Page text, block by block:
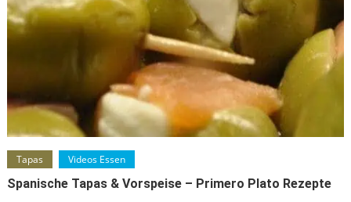
Tapas Videos Essen
Spanische Tapas & Vorspeise – Primero Plato Rezepte